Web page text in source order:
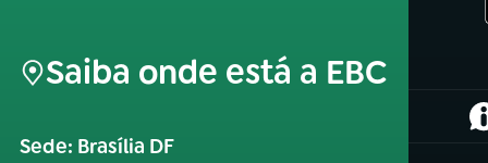
Saiba onde está a EBC
Sede: Brasília DF